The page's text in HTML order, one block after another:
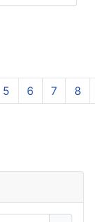
5 6 7 8